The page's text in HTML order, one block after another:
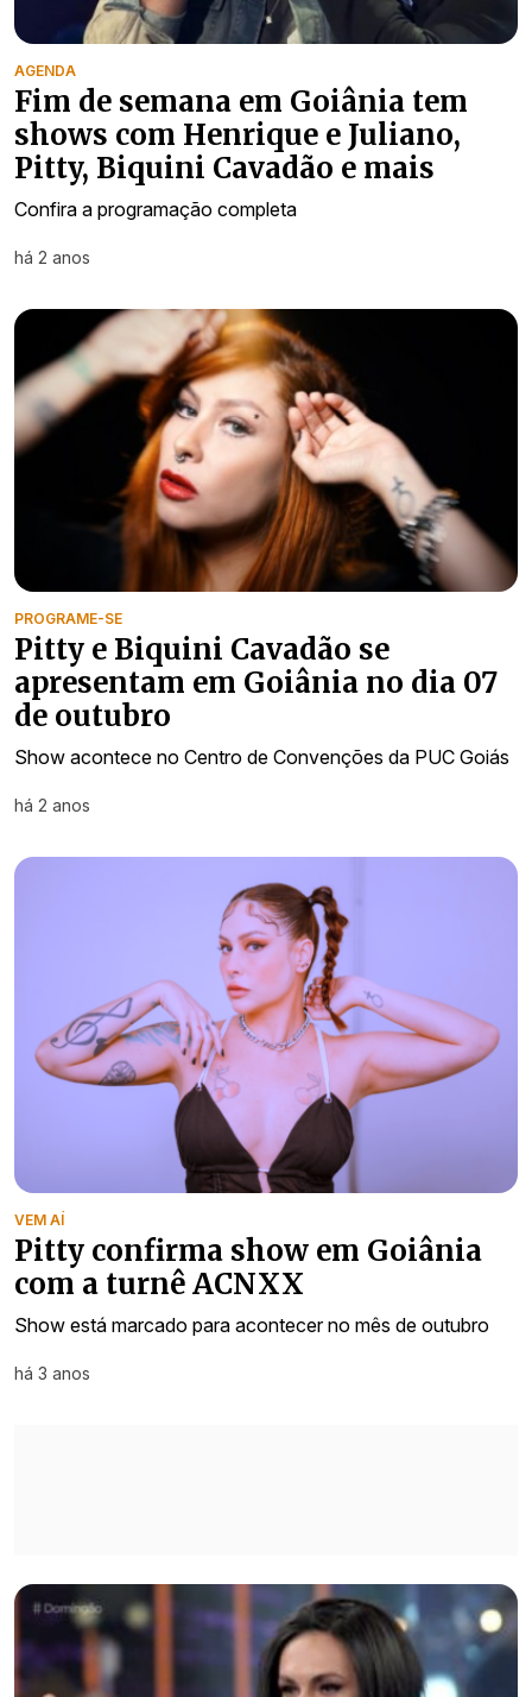
AGENDA
Fim de semana em Goiânia tem
shows com Henrique e Juliano,
Pitty, Biquini Cavadão e mais
Confira a programação completa
há 2 anos
PROGRAME-SE
Pitty e Biquini Cavadão se
apresentam em Goiânia no dia 07
de outubro
Show acontece no Centro de Convenções da PUC Goiás
há 2 anos
VEM AÍ
Pitty confirma show em Goiânia
com a turnê ACNXX
Show está marcado para acontecer no mês de outubro
há 3 anos